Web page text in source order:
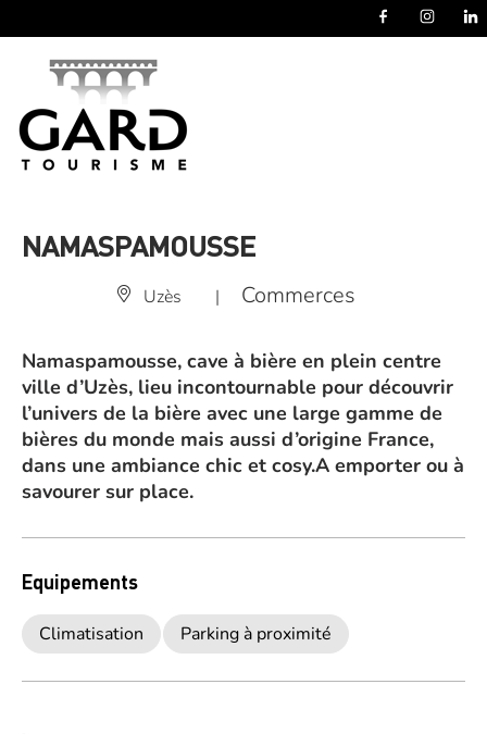
NAMASPAMOUSSE
Uzès | Commerces
Namaspamousse, cave à bière en plein centre
ville d’Uzès, lieu incontournable pour découvrir
l’univers de la bière avec une large gamme de
bières du monde mais aussi d’origine France,
dans une ambiance chic et cosy.A emporter ou à
savourer sur place.
Equipements
Climatisation Parking à proximité